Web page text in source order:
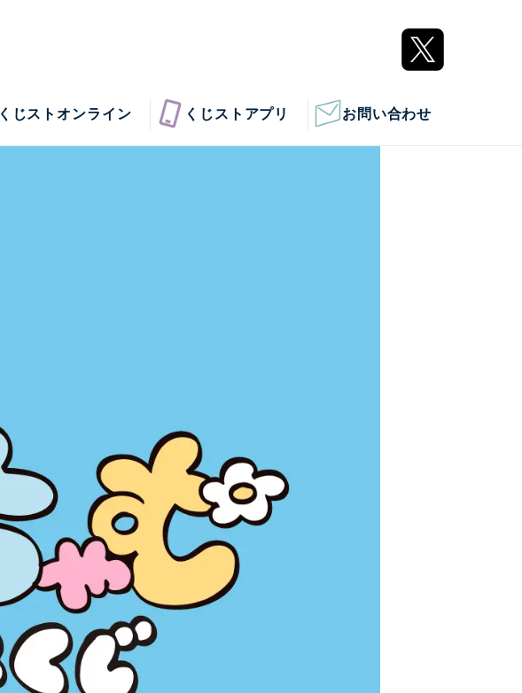
くじストオンライン くじストアプリ お問い合わせ